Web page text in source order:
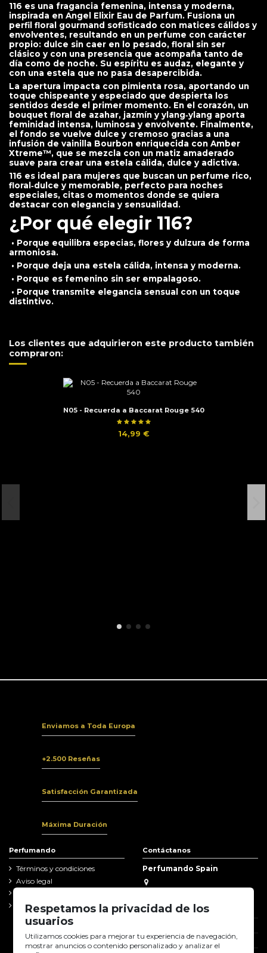
116 es una fragancia femenina, intensa y moderna,
inspirada en Angel Elixir Eau de Parfum. Fusiona un
perfil floral gourmand sofisticado con matices cálidos y
envolventes, resultando en un perfume con carácter
propio: dulce sin caer en lo pesado, floral sin ser
clásico y con una presencia que acompaña tanto de
día como de noche. Su espíritu es audaz, elegante y
con una estela que no pasa desapercibida.
La apertura impacta con pimienta rosa, aportando un
toque chispeante y especiado que despierta los
sentidos desde el primer momento. En el corazón, un
bouquet floral de azahar, jazmín y ylang‑ylang aporta
feminidad intensa, luminosa y envolvente. Finalmente,
el fondo se vuelve dulce y cremoso gracias a una
infusión de vainilla Bourbon enriquecida con Amber
Xtreme™, que se mezcla con un matiz amaderado
suave para crear una estela cálida, dulce y adictiva.
116 es ideal para mujeres que buscan un perfume rico,
floral‑dulce y memorable, perfecto para noches
especiales, citas o momentos donde se quiera
destacar con elegancia y sensualidad.
¿Por qué elegir 116?
• Porque equilibra especias, flores y dulzura de forma
armoniosa.
• Porque deja una estela cálida, intensa y moderna.
• Porque es femenino sin ser empalagoso.
• Porque transmite elegancia sensual con un toque
distintivo.
Los clientes que adquirieron este producto también
compraron:
N05 - Recuerda a Baccarat Rouge 540
14,99 €
Enviamos a Toda Europa
+2.500 Reseñas
Satisfacción Garantizada
Máxima Duración
Perfumando
Términos y condiciones
Aviso legal
Garantia y reclamaciones
Contáctanos
Perfumando Spain
11591 Jerez de la Frontera (Cádiz)
info@perfumando.es
Respetamos la privacidad de los
usuarios
Utilizamos cookies para mejorar tu experiencia de navegación,
mostrar anuncios o contenido personalizado y analizar el